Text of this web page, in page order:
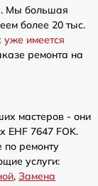
Мы большая
более 20 тыс.
уже имеется
ремонта на
мастеров - они
EHF 7647 FOK.
ремонту
услуги:
, Замена